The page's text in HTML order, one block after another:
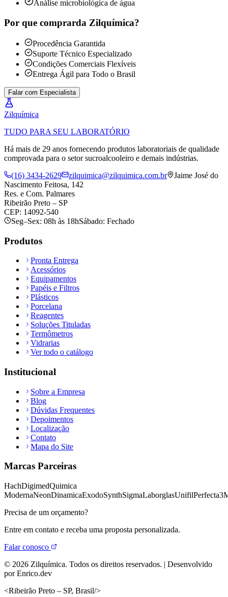
Análise microbiológica de água
Por que comprarda Zilquímica?
Procedência Garantida
Suporte Técnico Especializado
Condições Comerciais Flexíveis
Entrega Ágil para Todo o Brasil
Falar com Especialista
Zilquímica
TUDO PARA SEU LABORATÓRIO
Há mais de 29 anos fornecendo produtos laboratoriais de qualidade
comprovada para o setor sucroalcooleiro e demais indústrias.
(16) 3434-2629
zilquimica@zilquimica.com.br
Jaime José do
Nascimento Feitosa, 142
Res. e Com. Palmares
Ribeirão Preto – SP
CEP: 14092-540
Seg–Sex: 08h às 18hSábado: Fechado
Produtos
Pronta Entrega
Acessórios
Equipamentos
Papéis e Filtros
Plásticos
Porcelana
Reagentes
Soluções Tituladas
Termômetros
Vidrarias
Ver todo o catálogo
Institucional
Sobre a Empresa
Blog
Dúvidas Frequentes
Depoimentos
Localização
Contato
Mapa do Site
Marcas Parceiras
HachDigimedQuimica
ModernaNeonDinamicaExodoSynthSigmaLaborglasUnifilPerfecta
Precisa de um orçamento?
Entre em contato e receba uma proposta personalizada.
Falar conosco
© 2026 Zilquímica. Todos os direitos reservados. | Desenvolvido
por Enrico.dev
<Ribeirão Preto – SP, Brasil/>